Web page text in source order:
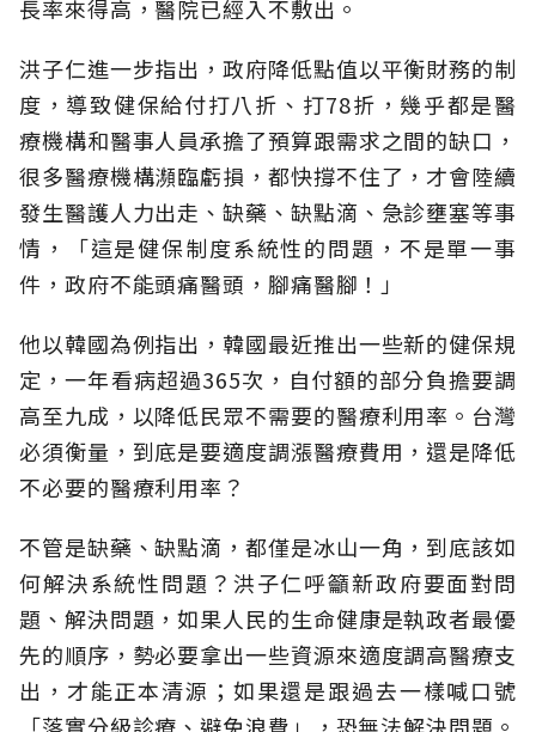
長率來得高，醫院已經入不敷出。
洪子仁進一步指出，政府降低點值以平衡財務的制
度，導致健保給付打八折、打78折，幾乎都是醫
療機構和醫事人員承擔了預算跟需求之間的缺口，
很多醫療機構瀕臨虧損，都快撐不住了，才會陸續
發生醫護人力出走、缺藥、缺點滴、急診壅塞等事
情，「這是健保制度系統性的問題，不是單一事
件，政府不能頭痛醫頭，腳痛醫腳！」
他以韓國為例指出，韓國最近推出一些新的健保規
定，一年看病超過365次，自付額的部分負擔要調
高至九成，以降低民眾不需要的醫療利用率。台灣
必須衡量，到底是要適度調漲醫療費用，還是降低
不必要的醫療利用率？
不管是缺藥、缺點滴，都僅是冰山一角，到底該如
何解決系統性問題？洪子仁呼籲新政府要面對問
題、解決問題，如果人民的生命健康是執政者最優
先的順序，勢必要拿出一些資源來適度調高醫療支
出，才能正本清源；如果還是跟過去一樣喊口號